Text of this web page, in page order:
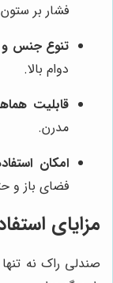
فشار بر
تنوع جنس و
دوام بالا.
قابلیت
مدرن.
امکان
فضای باز و
مزایای
صندلی راک نه